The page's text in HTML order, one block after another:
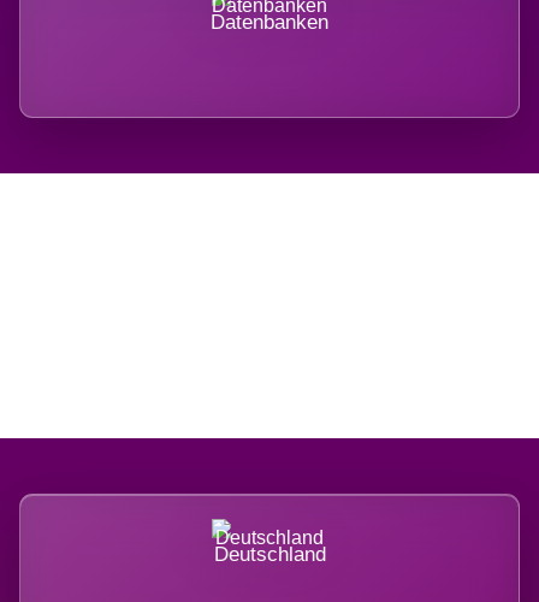
Datenbanken
Deutschland